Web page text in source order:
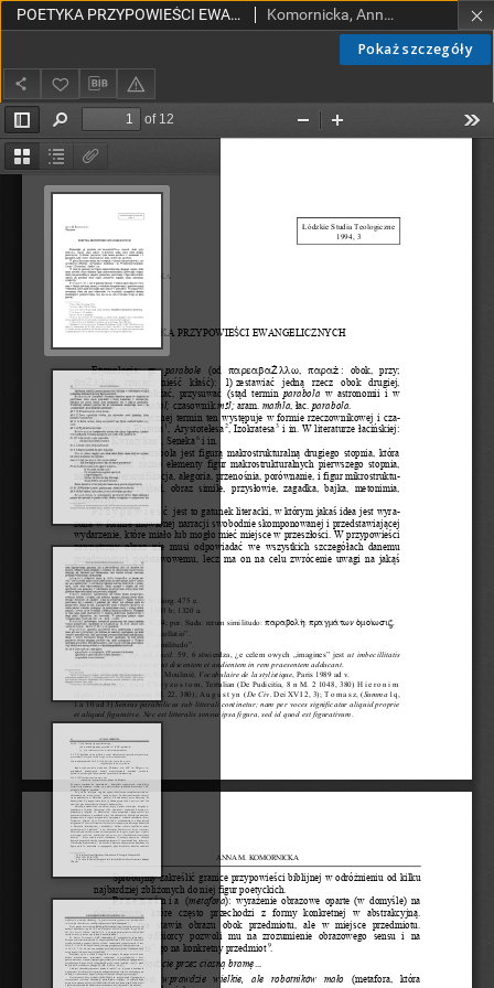
Pokaż szczegóły
POETYKA PRZYPOWIEŚCI EWANGELICZNYCH Komornicka, Anna M.